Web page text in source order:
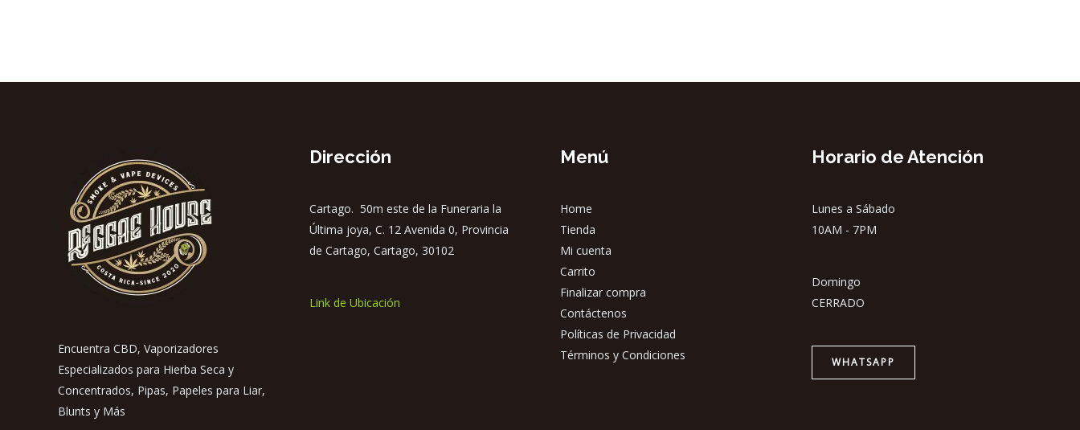
Encuentra CBD, Vaporizadores
Especializados para Hierba Seca y
Concentrados, Pipas, Papeles para Liar,
Blunts y Más
Dirección
Cartago. 50m este de la Funeraria la
Última joya, C. 12 Avenida 0, Provincia
de Cartago, Cartago, 30102
Link de Ubicación
Menú
Home
Tienda
Mi cuenta
Carrito
Finalizar compra
Contáctenos
Políticas de Privacidad
Términos y Condiciones
Horario de Atención
Lunes a Sábado
10AM - 7PM
Domingo
CERRADO
WHATSAPP